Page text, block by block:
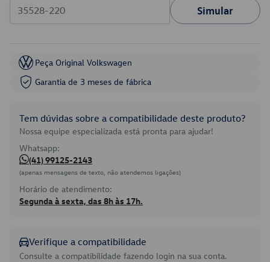
Simular
Peça Original Volkswagen
Garantia de 3 meses de fábrica
Tem dúvidas sobre a compatibilidade deste produto?
Nossa equipe especializada está pronta para ajudar!
Whatsapp:
(41) 99125-2143
(apenas mensagens de texto, não atendemos ligações)
Horário de atendimento:
Segunda à sexta, das 8h às 17h.
Verifique a compatibilidade
Consulte a compatibilidade fazendo login na sua conta.